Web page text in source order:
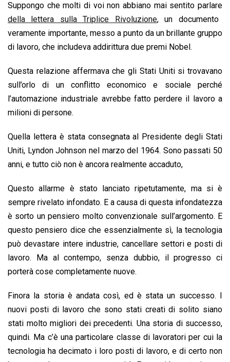
Suppongo che molti di voi non abbiano mai sentito parlare
della lettera sulla Triplice Rivoluzione, un documento
veramente importante, messo a punto da un brillante gruppo
di lavoro, che includeva addirittura due premi Nobel.
Questa relazione affermava che gli Stati Uniti si trovavano
sull’orlo di un conflitto economico e sociale perché
l’automazione industriale avrebbe fatto perdere il lavoro a
milioni di persone.
Quella lettera è stata consegnata al Presidente degli Stati
Uniti, Lyndon Johnson nel marzo del 1964. Sono passati 50
anni, e tutto ciò non è ancora realmente accaduto,
Questo allarme è stato lanciato ripetutamente, ma si è
sempre rivelato infondato. E a causa di questa infondatezza
è sorto un pensiero molto convenzionale sull’argomento. E
questo pensiero dice che essenzialmente sì, la tecnologia
può devastare intere industrie, cancellare settori e posti di
lavoro. Ma al contempo, senza dubbio, il progresso ci
porterà cose completamente nuove.
Finora la storia è andata così, ed è stata un successo. I
nuovi posti di lavoro che sono stati creati di solito siano
stati molto migliori dei precedenti. Una storia di successo,
quindi. Ma c’è una particolare classe di lavoratori per cui la
tecnologia ha decimato i loro posti di lavoro, e di certo non